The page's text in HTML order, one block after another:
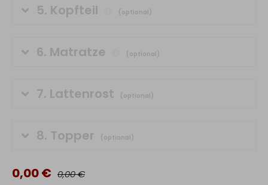
5. Kopfteil (optional)
6. Matratze (optional)
7. Lattenrost (optional)
8. Topper (optional)
0,00 € 0,00 €